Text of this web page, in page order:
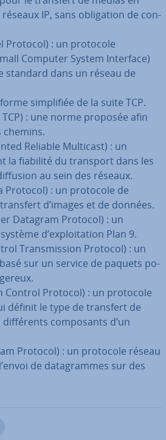
IP, sans obli­ga­tion de con­
Protocol) : un protocole
Computer System Interface)
standard dans un réseau de
sim­pli­fiée de la suite TCP.
: une norme proposée afin
Reliable Multicast) : un
la fiabilité du transport dans les
au sein des réseaux.
Protocol) : un protocole de
d’images et de données.
Datagram Protocol) : un
d’ex­ploi­ta­tion Plan 9.
Trans­mis­sion Protocol) : un
sur un service de paquets po­
Control Protocol) : un protocole
définit le type de transfert de
com­po­sants d’un
Protocol) : un protocole réseau
de da­ta­grammes sur des